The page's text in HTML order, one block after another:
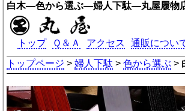
白木―色から選ぶ―婦人下駄―丸屋履物
トップ Ｑ＆Ａ アクセス 通販につい
トップページ >婦人下駄 >色から選ぶ >